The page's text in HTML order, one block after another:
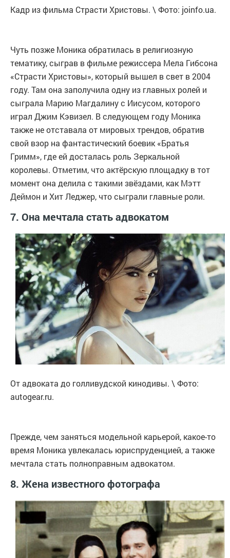
Кадр из фильма Страсти Христовы. \ Фото: joinfo.ua.
Чуть позже Моника обратилась в религиозную
тематику, сыграв в фильме режиссера Мела Гибсона
«Страсти Христовы», который вышел в свет в 2004
году. Там она заполучила одну из главных ролей и
сыграла Марию Магдалину с Иисусом, которого
играл Джим Кэвизел. В следующем году Моника
также не отставала от мировых трендов, обратив
свой взор на фантастический боевик «Братья
Гримм», где ей досталась роль Зеркальной
королевы. Отметим, что актёрскую площадку в тот
момент она делила с такими звёздами, как Мэтт
Деймон и Хит Леджер, что сыграли главные роли.
7. Она мечтала стать адвокатом
От адвоката до голливудской кинодивы. \ Фото:
autogear.ru.
Прежде, чем заняться модельной карьерой, какое-то
время Моника увлекалась юриспруденцией, а также
мечтала стать полноправным адвокатом.
8. Жена известного фотографа